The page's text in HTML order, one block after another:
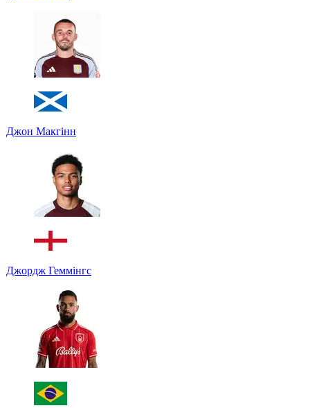
Джон Макгінн
Джордж Геммінгс